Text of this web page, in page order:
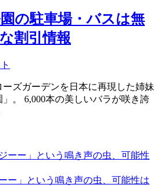
の駐車場・バスは無
割引情報
ズガーデンを日本に再現した姉妹
。 6,000本の美しいバラが咲き誇
ー」という鳴き声の虫、可能性は